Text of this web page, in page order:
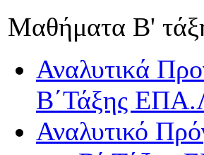
Μαθήματα Β'
Αναλυτικά
Β΄Τάξης
Αναλυτικό